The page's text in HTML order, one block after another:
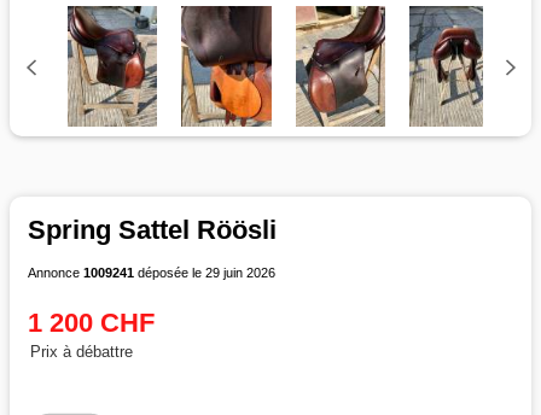
Spring Sattel Röösli
Annonce 1009241 déposée le 29 juin 2026
1 200 CHF
Prix à débattre